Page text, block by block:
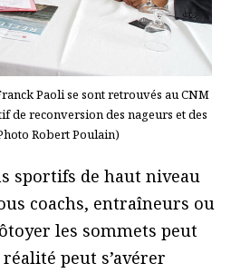
Paoli se sont retrouvés au CNM
de reconversion des nageurs et des
Robert Poulain)
sportifs de haut niveau
coachs, entraîneurs ou
les sommets peut
peut s’avérer